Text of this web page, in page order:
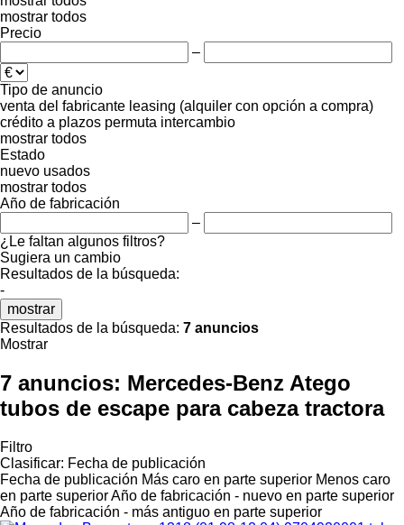
mostrar todos
Precio
–
Tipo de anuncio
venta del fabricante leasing (alquiler con opción a compra)
crédito a plazos permuta intercambio
mostrar todos
Estado
nuevo usados
mostrar todos
Año de fabricación
–
¿Le faltan algunos filtros?
Sugiera un cambio
Resultados de la búsqueda:
-
mostrar
Resultados de la búsqueda: 7 anuncios
Mostrar
7 anuncios: Mercedes-Benz Atego
tubos de escape para cabeza tractora
Filtro
Clasificar: Fecha de publicación
Fecha de publicación Más caro en parte superior Menos caro
en parte superiorAño de fabricación - nuevo en parte superior
Año de fabricación - más antiguo en parte superior